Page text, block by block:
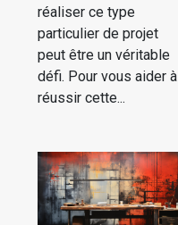
réaliser ce type
particulier de projet
peut être un véritable
défi. Pour vous aider à
réussir cette...